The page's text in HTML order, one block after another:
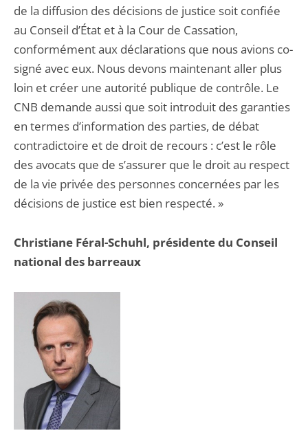
de la diffusion des décisions de justice soit confiée
au Conseil d’État et à la Cour de Cassation,
conformément aux déclarations que nous avions co-
signé avec eux. Nous devons maintenant aller plus
loin et créer une autorité publique de contrôle. Le
CNB demande aussi que soit introduit des garanties
en termes d’information des parties, de débat
contradictoire et de droit de recours : c’est le rôle
des avocats que de s’assurer que le droit au respect
de la vie privée des personnes concernées par les
décisions de justice est bien respecté. »
Christiane Féral-Schuhl, présidente du Conseil
national des barreaux